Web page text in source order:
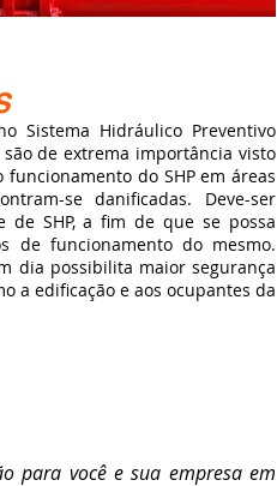
Hidráulico Preventivo
de extrema importância visto
do SHP em áreas
se danificadas. Deve-ser
SHP, a fim de que se possa
de funcionamento do mesmo.
dia possibilita maior segurança
a edificação e aos ocupantes da
para você e sua empresa em